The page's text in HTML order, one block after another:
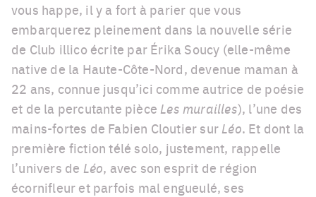
vous happe, il y a fort à parier que vous
embarquerez pleinement dans la nouvelle série
de Club illico écrite par Érika Soucy (elle-même
native de la Haute-Côte-Nord, devenue maman à
22 ans, connue jusqu’ici comme autrice de poésie
et de la percutante pièce Les murailles), l’une des
mains-fortes de Fabien Cloutier sur Léo. Et dont la
première fiction télé solo, justement, rappelle
l’univers de Léo, avec son esprit de région
écornifleur et parfois mal engueulé, ses